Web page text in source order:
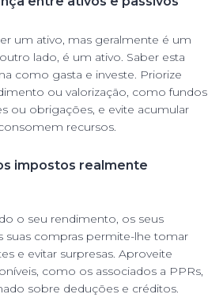
um ativo, mas geralmente é um
lado, é um ativo. Saber esta
como gasta e investe. Priorize
ou valorização, como fundos
ou obrigações, e evite acumular
recursos.
impostos realmente
o seu rendimento, os seus
suas compras permite-lhe tomar
e evitar surpresas. Aproveite
como os associados a PPRs,
sobre deduções e créditos.